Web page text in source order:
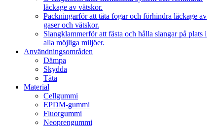
läckage av vätskor.
Packningarför att täta fogar och förhindra läckage av
gaser och vätskor.
Slangklammerför att fästa och hålla slangar på plats i
alla möjliga miljöer.
Användningsområden
Dämpa
Skydda
Täta
Material
Cellgummi
EPDM-gummi
Fluorgummi
Neoprengummi